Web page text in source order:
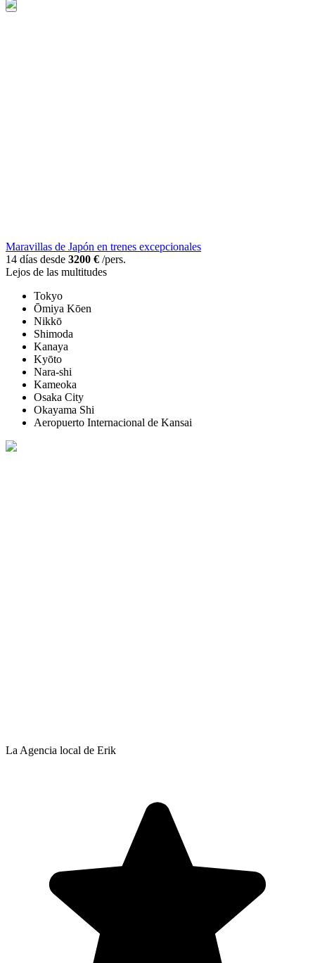
Maravillas de Japón en trenes excepcionales
14 días desde 3200 € /pers.
Lejos de las multitudes
Tokyo
Ōmiya Kōen
Nikkō
Shimoda
Kanaya
Kyōto
Nara-shi
Kameoka
Osaka City
Okayama Shi
Aeropuerto Internacional de Kansai
La Agencia local de Erik